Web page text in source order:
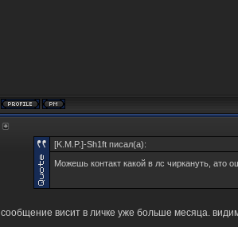
[K.M.P.]-Sh1ft писал(а):
Можешь контакт какой в лс чиркануть, ато
сообщение висит в личке уже больше месяца.